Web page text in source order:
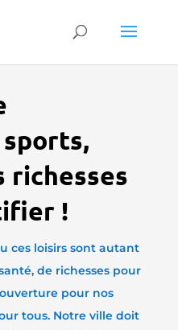
richesses
!
ces loisirs sont autant
de richesses pour
pour nos
tous. Notre ville doit